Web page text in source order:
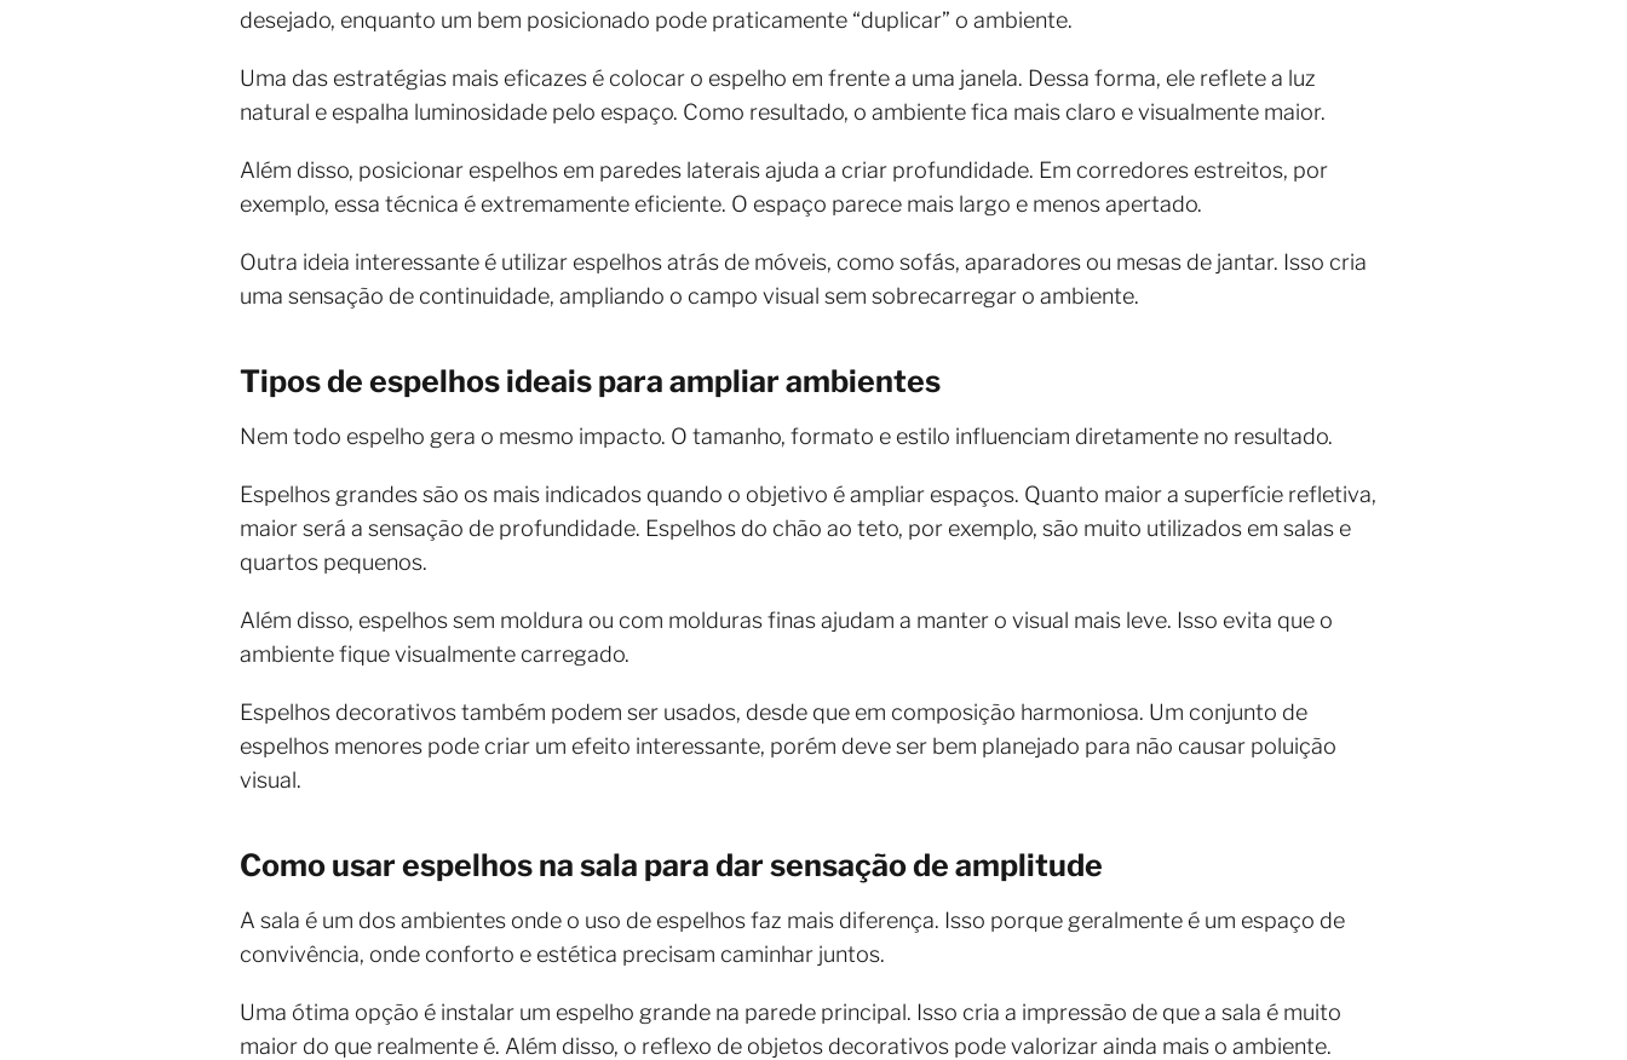
desejado, enquanto um bem posicionado pode praticamente “duplicar” o ambiente.
Uma das estratégias mais eficazes é colocar o espelho em frente a uma janela. Dessa forma, ele reflete a luz
natural e espalha luminosidade pelo espaço. Como resultado, o ambiente fica mais claro e visualmente maior.
Além disso, posicionar espelhos em paredes laterais ajuda a criar profundidade. Em corredores estreitos, por
exemplo, essa técnica é extremamente eficiente. O espaço parece mais largo e menos apertado.
Outra ideia interessante é utilizar espelhos atrás de móveis, como sofás, aparadores ou mesas de jantar. Isso cria
uma sensação de continuidade, ampliando o campo visual sem sobrecarregar o ambiente.
Tipos de espelhos ideais para ampliar ambientes
Nem todo espelho gera o mesmo impacto. O tamanho, formato e estilo influenciam diretamente no resultado.
Espelhos grandes são os mais indicados quando o objetivo é ampliar espaços. Quanto maior a superfície refletiva,
maior será a sensação de profundidade. Espelhos do chão ao teto, por exemplo, são muito utilizados em salas e
quartos pequenos.
Além disso, espelhos sem moldura ou com molduras finas ajudam a manter o visual mais leve. Isso evita que o
ambiente fique visualmente carregado.
Espelhos decorativos também podem ser usados, desde que em composição harmoniosa. Um conjunto de
espelhos menores pode criar um efeito interessante, porém deve ser bem planejado para não causar poluição
visual.
Como usar espelhos na sala para dar sensação de amplitude
A sala é um dos ambientes onde o uso de espelhos faz mais diferença. Isso porque geralmente é um espaço de
convivência, onde conforto e estética precisam caminhar juntos.
Uma ótima opção é instalar um espelho grande na parede principal. Isso cria a impressão de que a sala é muito
maior do que realmente é. Além disso, o reflexo de objetos decorativos pode valorizar ainda mais o ambiente.